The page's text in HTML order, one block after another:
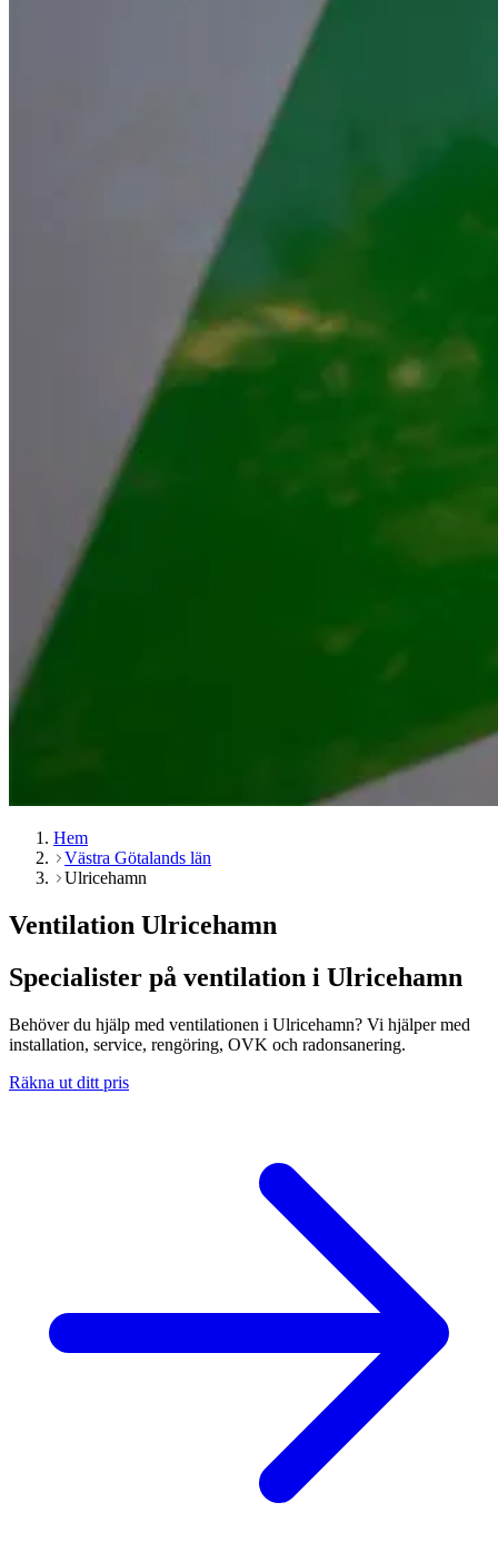
Hem
Västra Götalands län
Ulricehamn
Ventilation Ulricehamn
Specialister på ventilation i Ulricehamn
Behöver du hjälp med ventilationen i Ulricehamn? Vi hjälper med
installation, service, rengöring, OVK och radonsanering.
Räkna ut ditt pris